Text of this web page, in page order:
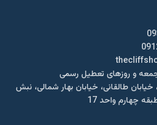
طالقانی، خیابان بهار شمالی، نبش